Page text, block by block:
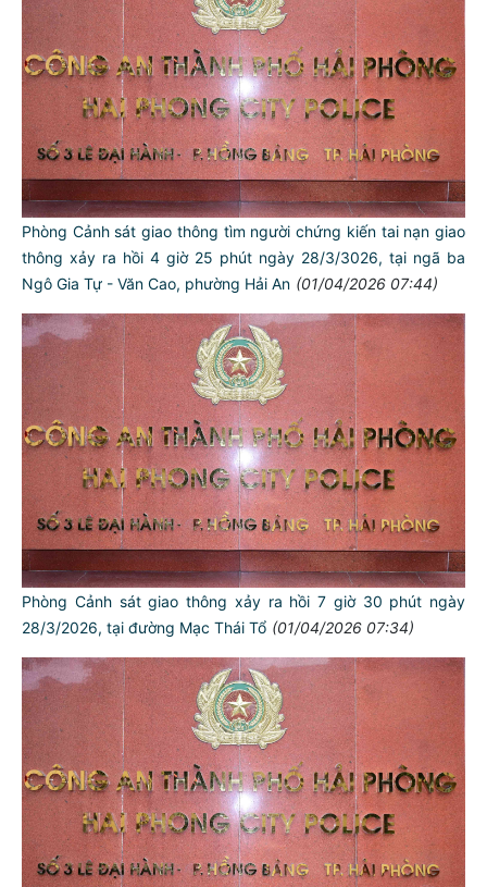
Phòng Cảnh sát giao thông tìm người chứng kiến tai nạn giao
thông xảy ra hồi 4 giờ 25 phút ngày 28/3/3026, tại ngã ba
Ngô Gia Tự - Văn Cao, phường Hải An (01/04/2026 07:44)
Phòng Cảnh sát giao thông xảy ra hồi 7 giờ 30 phút ngày
28/3/2026, tại đường Mạc Thái Tổ (01/04/2026 07:34)